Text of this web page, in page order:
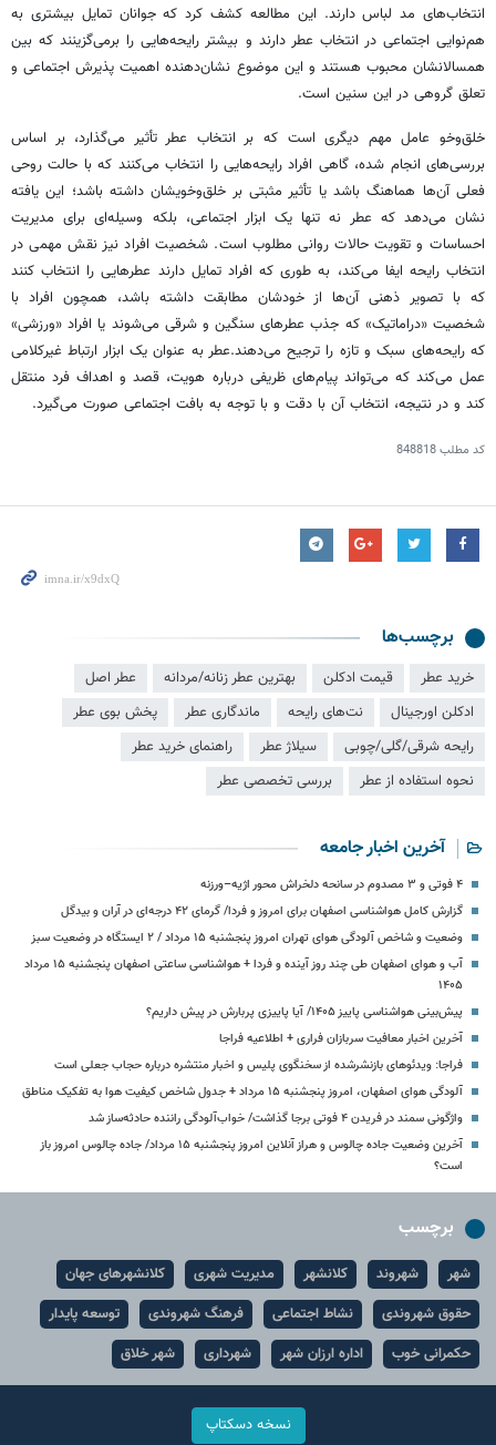
انتخاب‌های مد لباس دارند. این مطالعه کشف کرد که جوانان تمایل بیشتری به
هم‌نوایی اجتماعی در انتخاب عطر دارند و بیشتر رایحه‌هایی را برمی‌گزینند که بین
همسالانشان محبوب هستند و این موضوع نشان‌دهنده اهمیت پذیرش اجتماعی و
تعلق گروهی در این سنین است.
خلق‌وخو عامل مهم دیگری است که بر انتخاب عطر تأثیر می‌گذارد، بر اساس
بررسی‌های انجام شده، گاهی افراد رایحه‌هایی را انتخاب می‌کنند که با حالت روحی
فعلی آن‌ها هماهنگ باشد یا تأثیر مثبتی بر خلق‌وخویشان داشته باشد؛ این یافته
نشان می‌دهد که عطر نه تنها یک ابزار اجتماعی، بلکه وسیله‌ای برای مدیریت
احساسات و تقویت حالات روانی مطلوب است. شخصیت افراد نیز نقش مهمی در
انتخاب رایحه ایفا می‌کند، به طوری که افراد تمایل دارند عطرهایی را انتخاب کنند
که با تصویر ذهنی آن‌ها از خودشان مطابقت داشته باشد، همچون افراد با
شخصیت «دراماتیک» که جذب عطرهای سنگین و شرقی می‌شوند یا افراد «ورزشی»
که رایحه‌های سبک و تازه را ترجیح می‌دهند.عطر به عنوان یک ابزار ارتباط غیرکلامی
عمل می‌کند که می‌تواند پیام‌های ظریفی درباره هویت، قصد و اهداف فرد منتقل
کند و در نتیجه، انتخاب آن با دقت و با توجه به بافت اجتماعی صورت می‌گیرد.
کد مطلب848818
برچسب‌ها
خرید عطر قیمت ادکلن بهترین عطر زنانه/مردانه
عطر اصل
ادکلن اورجینال
نت‌های رایحه ماندگاری عطر
پخش بوی عطر
رایحه شرقی/گلی/چوبی
سیلاژ عطر
راهنمای خرید عطر
نحوه استفاده از عطر
بررسی تخصصی عطر
آخرین اخبار جامعه
۴ فوتی و ۳ مصدوم در سانحه دلخراش محور اژیه–ورزنه
گزارش کامل هواشناسی اصفهان برای امروز و فردا/ گرمای ۴۲ درجه‌ای در آران و بیدگل
وضعیت و شاخص آلودگی هوای تهران امروز پنجشنبه ۱۵ مرداد / ۲ ایستگاه در وضعیت سبز
آب و هوای اصفهان طی چند روز آینده و فردا + هواشناسی ساعتی اصفهان پنجشنبه ۱۵ مرداد
۱۴۰۵
پیش‌بینی هواشناسی پاییز ۱۴۰۵/ آیا پاییزی پربارش در پیش داریم؟
آخرین اخبار معافیت سربازان فراری + اطلاعیه فراجا
فراجا: ویدئوهای بازنشرشده از سخنگوی پلیس و اخبار منتشره درباره حجاب جعلی است
آلودگی هوای اصفهان، امروز پنجشنبه ۱۵ مرداد + جدول شاخص کیفیت هوا به تفکیک مناطق
واژگونی سمند در فریدن ۴ فوتی برجا گذاشت/ خواب‌آلودگی راننده حادثه‌ساز شد
آخرین وضعیت جاده چالوس و هراز آنلاین امروز پنجشنبه ۱۵ مرداد/ جاده چالوس امروز باز
است؟
برچسب
شهر شهروند کلانشهر مدیریت شهری
کلانشهرهای جهان
حقوق شهروندی
نشاط اجتماعی فرهنگ شهروندی
توسعه پایدار
حکمرانی خوب
اداره ارزان شهر شهرداری شهر خلاق
نسخه دسکتاپ